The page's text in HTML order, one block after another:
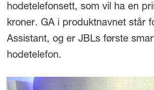
hodetelefonsett, som vil ha en
kroner. GA i produktnavnet står
Assistant, og er JBLs første
hodetelefon.